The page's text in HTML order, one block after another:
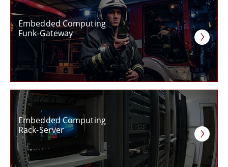
Embedded Computing
Funk-Gateway
Embedded Computing
Rack-Server